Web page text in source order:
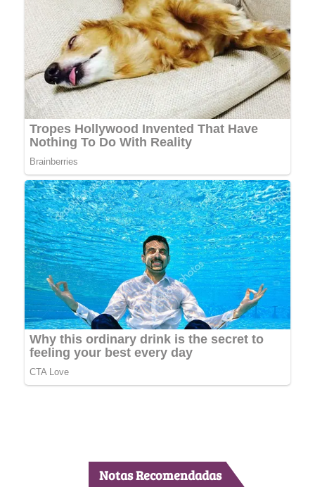
Notas Recomendadas